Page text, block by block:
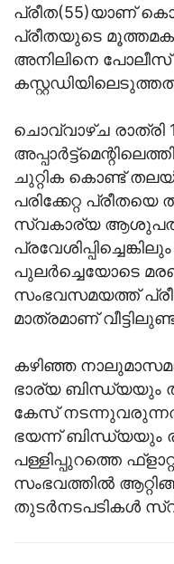
പ്രീത(55)യാണ്
പ്രീതയുടെ
അനിലിനെ പോലീസ്
ചൊവ്വാഴ്ച
ചുറ്റിക കൊണ്ട്
പരിക്കേറ്റ
സ്വകാര്യ
പുലര്‍ച്ചെയോടെ
സംഭവസമയത്ത്
മാത്രമാണ്
കഴിഞ്ഞ
ഭാര്യ ബിന്ധ്യയും
കേസ്
ഭയന്ന് ബിന്ധ്യയും
പള്ളിപ്പുറത്തെ
സംഭവത്തില്‍
തുടര്‍നടപടികള്‍